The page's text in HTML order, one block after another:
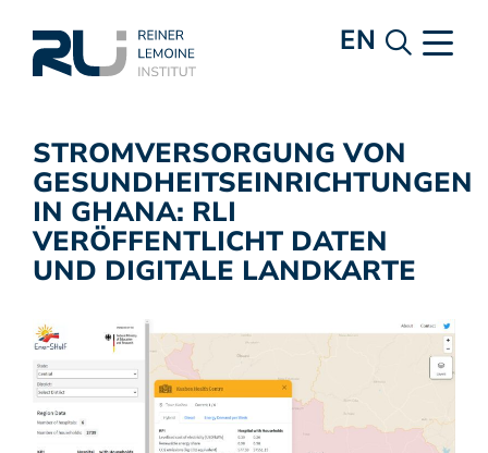
EN
STROMVERSORGUNG VON
GESUNDHEITSEINRICHTUNGEN
IN GHANA: RLI
VERÖFFENTLICHT DATEN
UND DIGITALE LANDKARTE